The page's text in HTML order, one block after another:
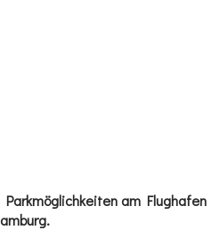
am Flughafen